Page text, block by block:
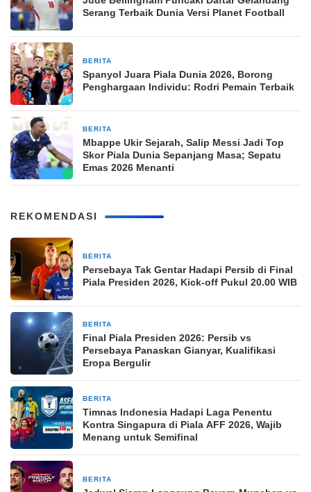
Serang Terbaik Dunia Versi Planet Football
BERITA
Spanyol Juara Piala Dunia 2026, Borong
Penghargaan Individu: Rodri Pemain Terbaik
BERITA
Mbappe Ukir Sejarah, Salip Messi Jadi Top
Skor Piala Dunia Sepanjang Masa; Sepatu
Emas 2026 Menanti
REKOMENDASI
BERITA
Persebaya Tak Gentar Hadapi Persib di Final
Piala Presiden 2026, Kick-off Pukul 20.00 WIB
BERITA
Final Piala Presiden 2026: Persib vs
Persebaya Panaskan Gianyar, Kualifikasi
Eropa Bergulir
BERITA
Timnas Indonesia Hadapi Laga Penentu
Kontra Singapura di Piala AFF 2026, Wajib
Menang untuk Semifinal
BERITA